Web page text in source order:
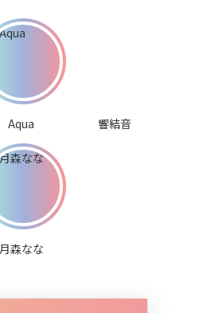
Aqua 響結音
月森なな